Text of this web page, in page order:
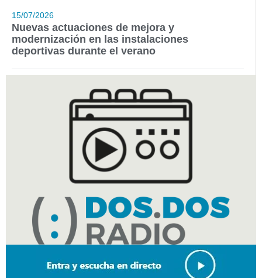
15/07/2026
Nuevas actuaciones de mejora y
modernización en las instalaciones
deportivas durante el verano